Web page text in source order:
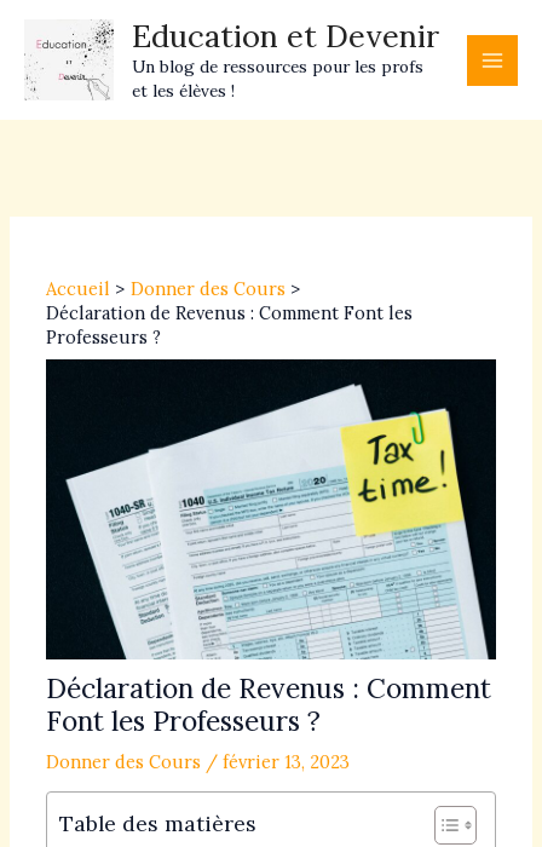
contenu
Education et Devenir
Un blog de ressources pour les profs
et les élèves !
Accueil
Donner des Cours
Déclaration de Revenus : Comment Font les
Professeurs ?
Déclaration de Revenus : Comment
Font les Professeurs ?
Donner des Cours / février 13, 2023
Table des matières